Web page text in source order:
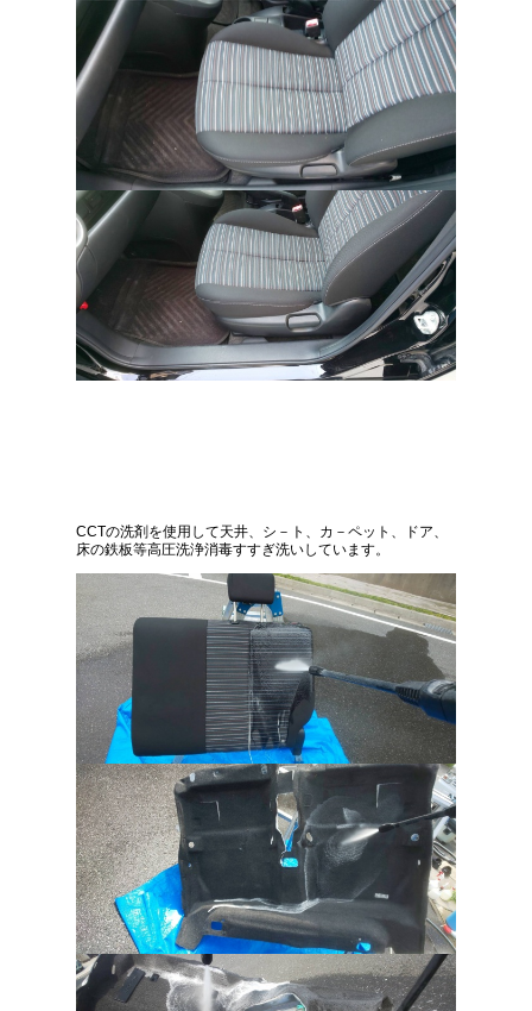
CCTの洗剤を使用して天井、シ－ト、カ－ペット、ドア、
床の鉄板等高圧洗浄消毒すすぎ洗いしています。